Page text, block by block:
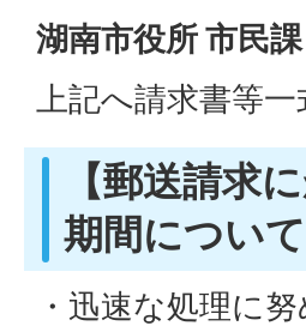
湖南市役所 市民課
上記へ請求書等
【郵送請求
期間について
・迅速な処理に